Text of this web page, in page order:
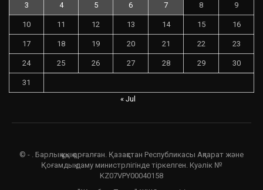
3 4 5 6 7 8 9
10 11 12 13 14 15 16
17 18 19 20 21 22 23
24 25 26 27 28 29 30
31
« Jul
© - . Барлық құқық қорғалған. Қазақстан Республикасы Ақпарат және
Қоғамдық даму министрлігінде тіркелген. Куәлік №
KZ07VPY00040158